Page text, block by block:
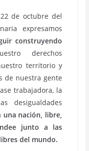
de octubre del
expresamos
construyendo
derechos
territorio y
de nuestra gente
trabajadora, la
desigualdades
una nación, libre,
junto a las
del mundo.